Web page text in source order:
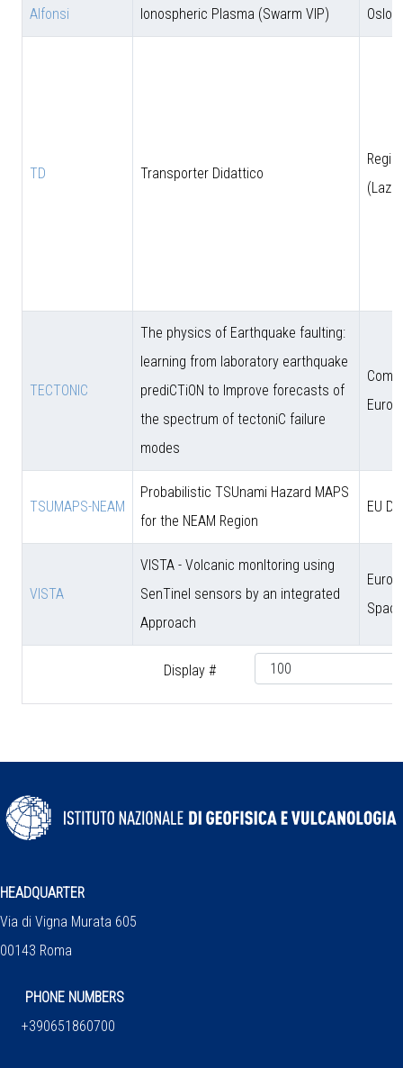
Display #
Alfonsi
Ionospheric Plasma (Swarm VIP)
Oslo
TD Transporter Didattico
TECTONIC
The physics of Earthquake faulting:
learning from laboratory earthquake
prediCTiON to Improve forecasts of
the spectrum of tectoniC failure
modes
TSUMAPS-NEAM
Probabilistic TSUnami Hazard MAPS
for the NEAM Region
EU
VISTA
VISTA - Volcanic monItoring using
SenTinel sensors by an integrated
Approach
HEADQUARTER
Via di Vigna Murata 605
00143 Roma
PHONE NUMBERS
+390651860700